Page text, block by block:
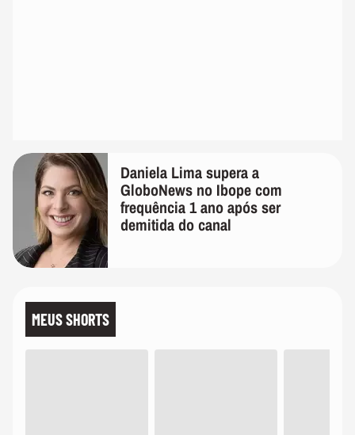
Daniela Lima supera a
GloboNews no Ibope com
frequência 1 ano após ser
demitida do canal
MEUS SHORTS